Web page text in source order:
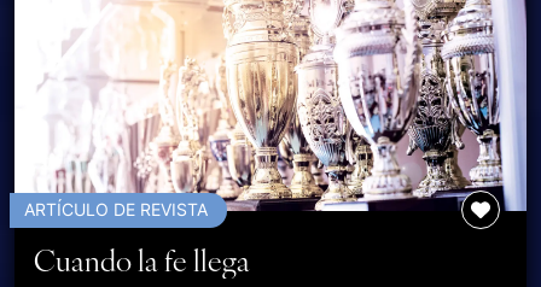
ARTÍCULO DE REVISTA
Cuando la fe llega